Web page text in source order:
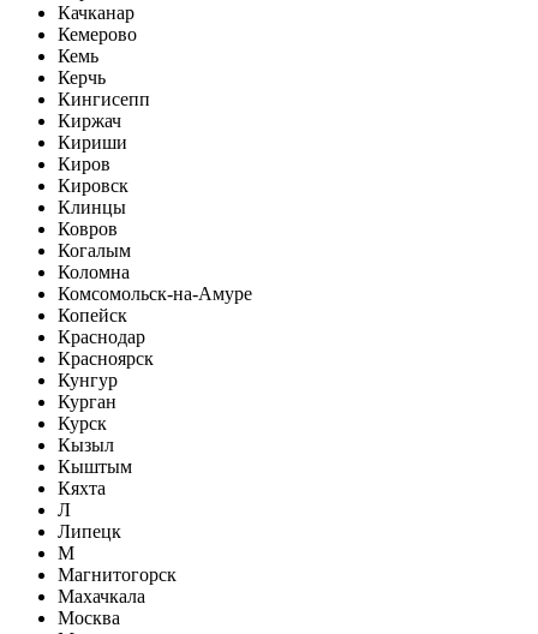
Качканар
Кемерово
Кемь
Керчь
Кингисепп
Киржач
Кириши
Киров
Кировск
Клинцы
Ковров
Когалым
Коломна
Комсомольск-на-Амуре
Копейск
Краснодар
Красноярск
Кунгур
Курган
Курск
Кызыл
Кыштым
Кяхта
Л
Липецк
М
Магнитогорск
Махачкала
Москва